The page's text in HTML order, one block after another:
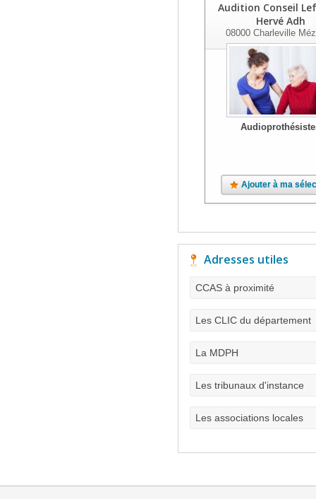
Audition Conseil
Hervé Adh
08000Charleville
Ajouter à ma
Adresses utiles
CCAS à proximité
Les CLIC du département
La MDPH
Les tribunaux d'instance
Les associations locales